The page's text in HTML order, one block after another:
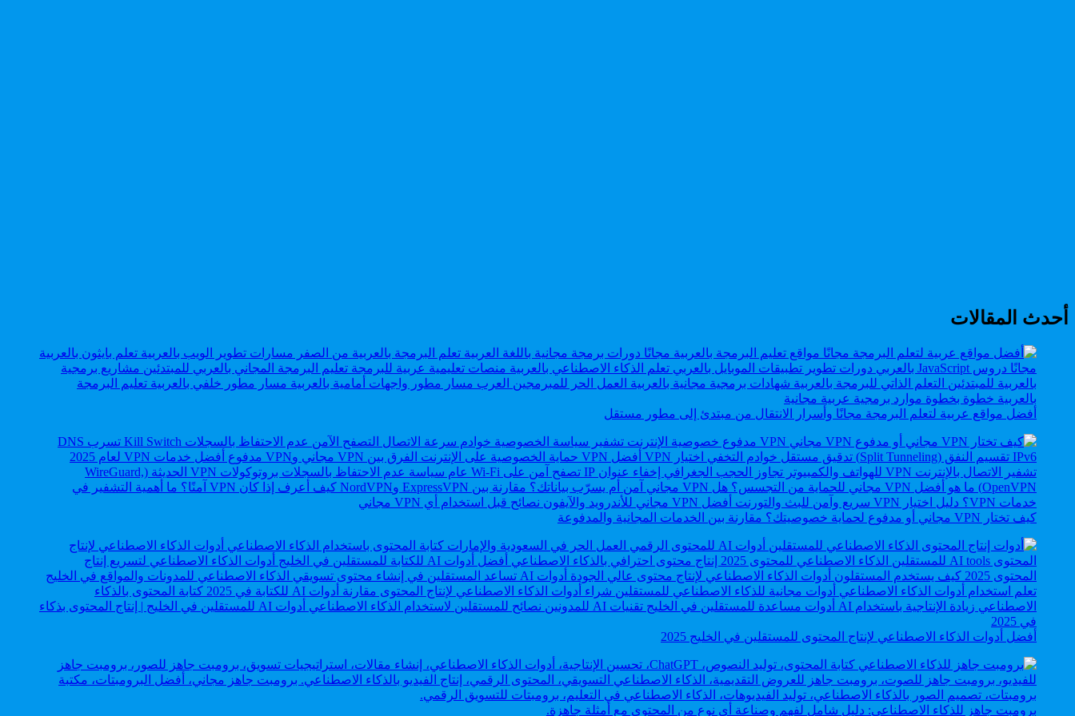
أحدث المقالات
أفضل مواقع عربية لتعلم البرمجة مجانًا وأسرار الانتقال من مبتدئ إلى مطور مستقل
كيف تختار VPN مجاني أو مدفوع لحماية خصوصيتك؟ مقارنة بين الخدمات المجانية والمدفوعة
أفضل أدوات الذكاء الاصطناعي لإنتاج المحتوى للمستقلين في الخليج 2025
برومبت جاهز للذكاء الاصطناعي: دليل شامل لفهم وصناعة أي نوع من المحتوى مع أمثلة جاهزة.